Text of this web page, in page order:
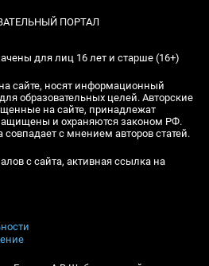
ПОРТАЛ
для лиц 16 лет и старше (16+)
сайте, носят информационный
образовательных целей. Авторские
на сайте, принадлежат
и охраняются законом РФ.
с мнением авторов статей.
с сайта, активная ссылка на